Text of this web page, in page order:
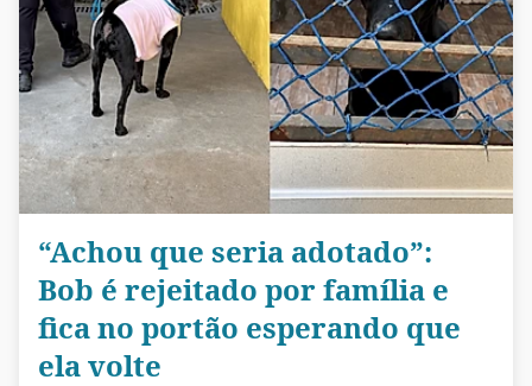
“Achou que seria adotado”:
Bob é rejeitado por família e
fica no portão esperando que
ela volte